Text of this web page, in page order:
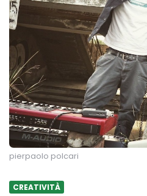
pierpaolo polcari
CREATIVITÀ